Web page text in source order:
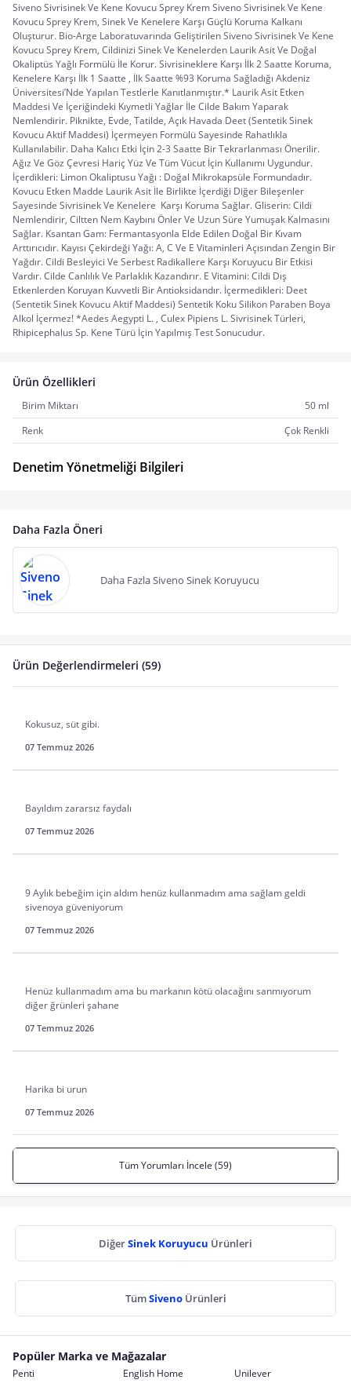
Siveno Sivrisinek Ve Kene Kovucu Sprey Krem Siveno Sivrisinek Ve Kene
Kovucu Sprey Krem, Sinek Ve Kenelere Karşı Güçlü Koruma Kalkanı
Oluşturur. Bio-Arge Laboratuvarında Geliştirilen Siveno Sivrisinek Ve Kene
Kovucu Sprey Krem, Cildinizi Sinek Ve Kenelerden Laurik Asit Ve Doğal
Okaliptüs Yağlı Formülü İle Korur. Sivrisineklere Karşı İlk 2 Saatte Koruma,
Kenelere Karşı İlk 1 Saatte , İlk Saatte %93 Koruma Sağladığı Akdeniz
Üniversitesi’Nde Yapılan Testlerle Kanıtlanmıştır.* Laurik Asit Etken
Maddesi Ve İçeriğindeki Kıymetli Yağlar İle Cilde Bakım Yaparak
Nemlendirir. Piknikte, Evde, Tatilde, Açık Havada Deet (Sentetik Sinek
Kovucu Aktif Maddesi) İçermeyen Formülü Sayesinde Rahatlıkla
Kullanılabilir. Daha Kalıcı Etki İçin 2-3 Saatte Bir Tekrarlanması Önerilir.
Ağız Ve Göz Çevresi Hariç Yüz Ve Tüm Vücut İçin Kullanımı Uygundur.
İçerdikleri: Limon Okaliptusu Yağı : Doğal Mikrokapsüle Formundadır.
Kovucu Etken Madde Laurik Asit İle Birlikte İçerdiği Diğer Bileşenler
Sayesinde Sivrisinek Ve Kenelere Karşı Koruma Sağlar. Gliserin: Cildi
Nemlendirir, Ciltten Nem Kaybını Önler Ve Uzun Süre Yumuşak Kalmasını
Sağlar. Ksantan Gam: Fermantasyonla Elde Edilen Doğal Bir Kıvam
Arttırıcıdır. Kayısı Çekirdeği Yağı: A, C Ve E Vitaminleri Açısından Zengin Bir
Yağdır. Cildi Besleyici Ve Serbest Radikallere Karşı Koruyucu Bir Etkisi
Vardır. Cilde Canlılık Ve Parlaklık Kazandırır. E Vitamini: Cildi Dış
Etkenlerden Koruyan Kuvvetli Bir Antioksidandır. İçermedikleri: Deet
(Sentetik Sinek Kovucu Aktif Maddesi) Sentetik Koku Silikon Paraben Boya
Alkol İçermez! *Aedes Aegypti L. , Culex Pipiens L. Sivrisinek Türleri,
Rhipicephalus Sp. Kene Türü İçin Yapılmış Test Sonucudur.
Ürün Özellikleri
Birim Miktarı
50 ml
Renk
Çok Renkli
Denetim Yönetmeliği Bilgileri
Daha Fazla Öneri
Daha Fazla Siveno Sinek Koruyucu
Ürün Değerlendirmeleri (59)
Kokusuz, süt gibi.
07 Temmuz 2026
Bayıldım zararsız faydalı
07 Temmuz 2026
9 Aylık bebeğim için aldım henüz kullanmadım ama sağlam geldi
sivenoya güveniyorum
07 Temmuz 2026
Henüz kullanmadım ama bu markanın kötü olacağını sanmıyorum
diğer ğrünleri şahane
07 Temmuz 2026
Harika bi urun
07 Temmuz 2026
Tüm Yorumları İncele (59)
DiğerSinek Koruyucu Ürünleri
TümSiveno Ürünleri
Popüler Marka ve Mağazalar
Penti English Home Unilever